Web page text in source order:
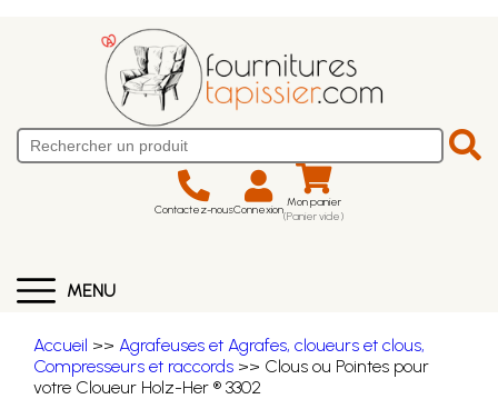
Contactez-nousConnexion Mon panier
(Panier vide)
MENU
Accueil >> Agrafeuses et Agrafes, cloueurs et clous,
Compresseurs et raccords >> Clous ou Pointes pour
votre Cloueur Holz-Her ® 3302